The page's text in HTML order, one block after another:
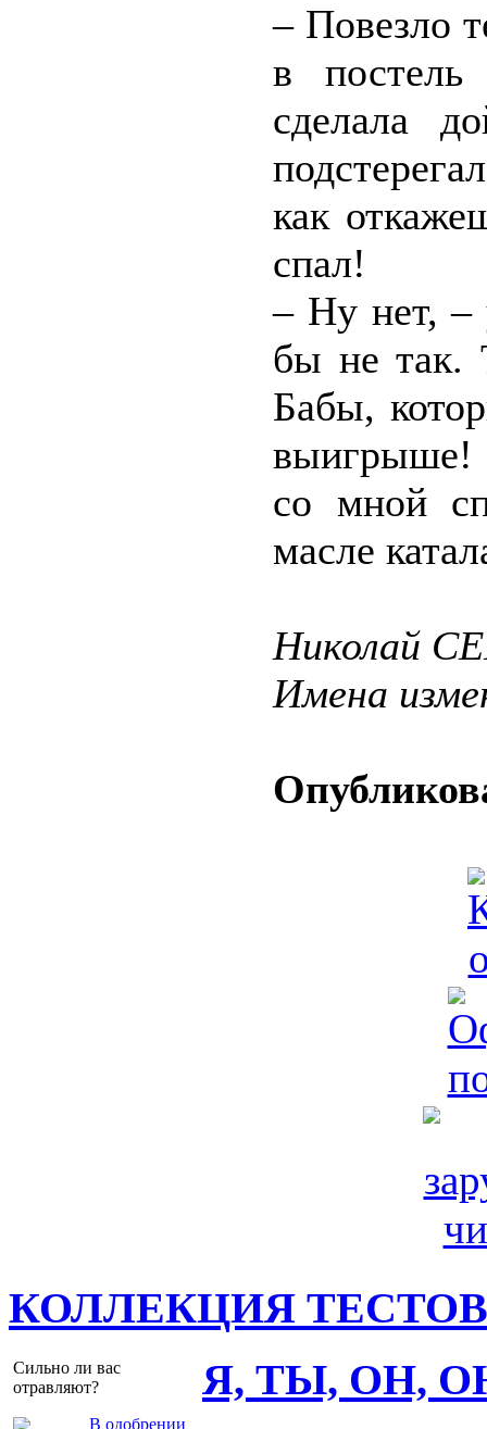
– Повезло
в
сделала
как
спал!
– Ну нет, –
бы не так.
Бабы,
выигрыше!
со мной
масле
Николай
Имена
КОЛЛЕКЦИЯ ТЕСТОВ
Сильно ли вас
отравляют?
В одобрении
Я, ТЫ, ОН,